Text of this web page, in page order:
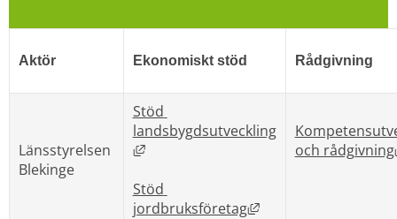
Aktör Ekonomiskt stöd Rådgivning
Länsstyrelsen
Blekinge
Stöd
landsbygdsutveckling
Länk till annan webbplats, öppnas i
Stöd
jordbruksföretag Länk till annan
och rådgivning